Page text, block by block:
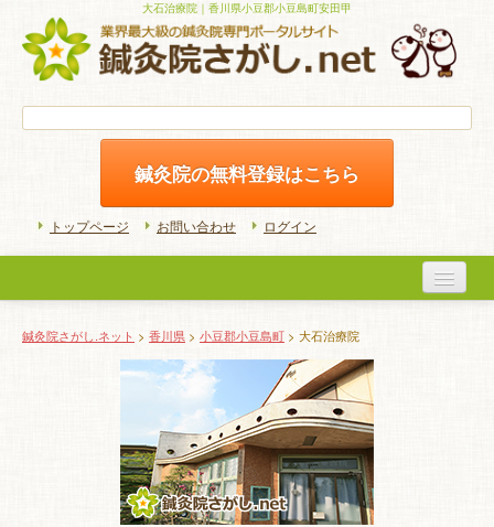
大石治療院｜香川県小豆郡小豆島町安田甲
鍼灸院の無料登録はこちら
トップページ お問い合わせ ログイン
初めての方へ
よくある質問
ホームケア
特 集
鍼灸院さがし.ネット > 香川県 > 小豆郡小豆島町 > 大石治療院